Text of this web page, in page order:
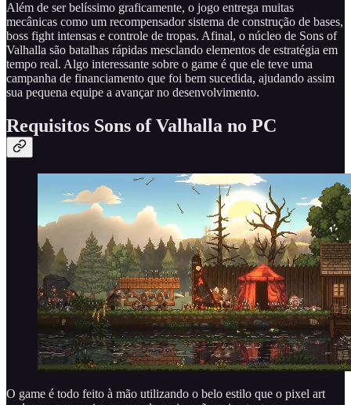
Além de ser belíssimo graficamente, o jogo entrega muitas
mecânicas como um recompensador sistema de construção de bases,
boss fight intensas e controle de tropas. Afinal, o núcleo de Sons of
Valhalla são batalhas rápidas mesclando elementos de estratégia em
tempo real. Algo interessante sobre o game é que ele teve uma
campanha de financiamento que foi bem sucedida, ajudando assim
sua pequena equipe a avançar no desenvolvimento.
Requisitos Sons of Valhalla no PC
O game é todo feito à mão utilizando o belo estilo que o pixel art